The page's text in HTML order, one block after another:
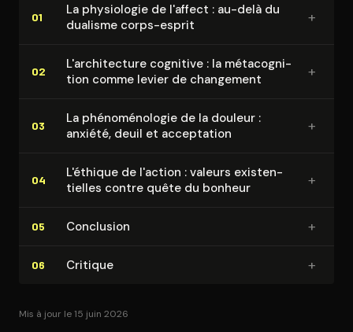
01
La physiologie de l'affect : au-delà du
dualisme corps-esprit
+
02
L'ar­chi­tec­ture cognitive : la mé­ta­cog­ni­
tion comme levier de changement
+
03
La phé­no­mé­no­lo­gie de la douleur :
anxiété, deuil et acceptation
+
04
L'éthique de l'action : valeurs exis­ten­
tielles contre quête du bonheur
+
05 Conclusion +
06 Critique +
Mis à jour le 15 juin 2026